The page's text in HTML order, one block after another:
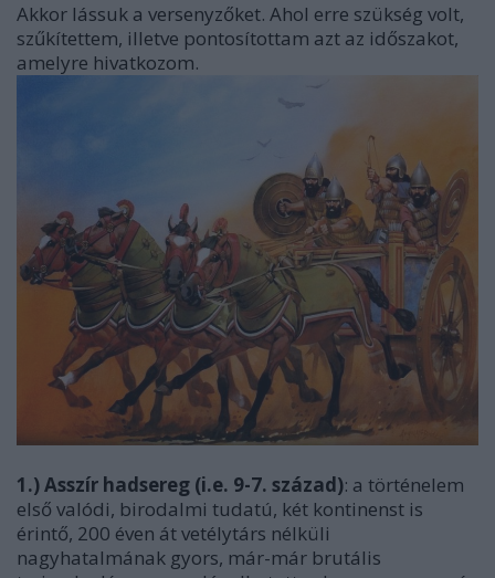
Akkor lássuk a versenyzőket. Ahol erre szükség volt,
szűkítettem, illetve pontosítottam azt az időszakot,
amelyre hivatkozom.
1.) Asszír hadsereg (i.e. 9-7. század): a történelem
első valódi, birodalmi tudatú, két kontinenst is
érintő, 200 éven át vetélytárs nélküli
nagyhatalmának gyors, már-már brutális